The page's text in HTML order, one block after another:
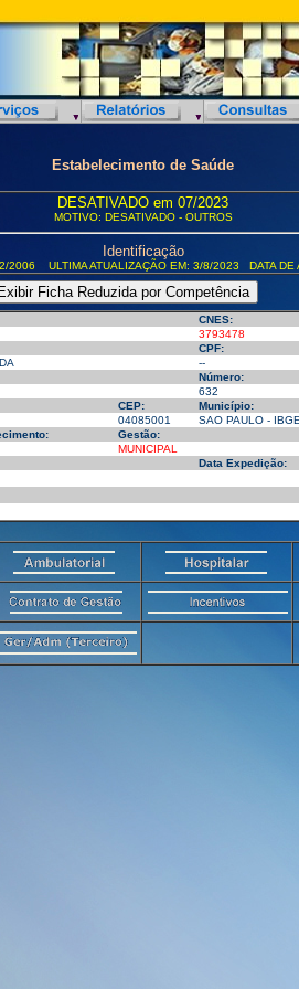
Estabelecimento de Saúde
DESATIVADO em 07/2023
MOTIVO: DESATIVADO - OUTROS
Identificação
2006 ULTIMA ATUALIZAÇÃO EM: 3/8/2023 DATA
CNES:
3793478
CPF:
--
Número:
632
CEP: Município:
04085001 SAO PAULO -
Gestão:
MUNICIPAL
Data Expedição: